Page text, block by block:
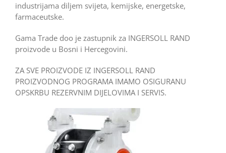
industrijama diljem svijeta, kemijske, energetske,
farmaceutske.
Gama Trade doo je zastupnik za INGERSOLL RAND
proizvode u Bosni i Hercegovini.
ZA SVE PROIZVODE IZ INGERSOLL RAND
PROIZVODNOG PROGRAMA IMAMO OSIGURANU
OPSKRBU REZERVNIM DIJELOVIMA I SERVIS.